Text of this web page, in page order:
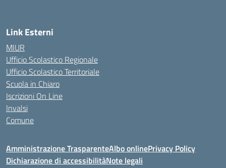
Link Esterni
MIUR
Ufficio Scolastico Regionale
Ufficio Scolastico Territoriale
Scuola in Chiaro
Iscrizioni On Line
Invalsi
Comune
Amministrazione TrasparenteAlbo onlinePrivacy Policy
Dichiarazione di accessibilitàNote legali